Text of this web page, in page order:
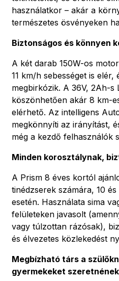
használatkor – akár a
természetes ösvényeken
Biztonságos és könnyen
A két darab 150W-os
11 km/h sebességet is elér,
megbirkózik. A 36V, 2Ah-
köszönhetően akár 8 km-
elérhető. Az intelligens
megkönnyíti az irányítást,
még a kezdő felhasználók
Minden korosztálynak,
A Prism 8 éves kortól
tinédzserek számára, 10
esetén. Használata sima
felületeken javasolt
vagy túlzottan rázósak),
és élvezetes közlekedést
Megbízható társ a
gyermekeket szeretnének